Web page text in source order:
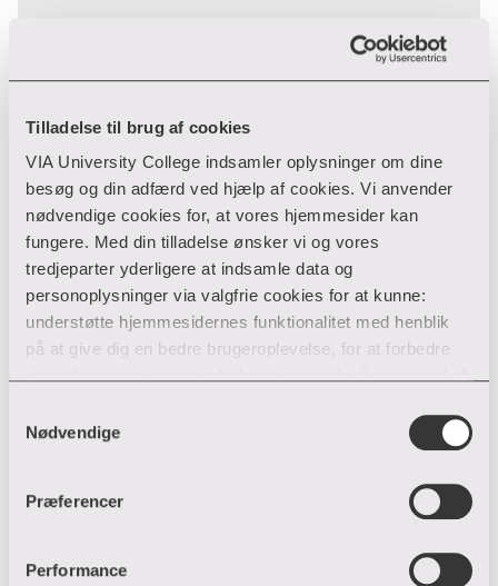
Tilladelse til brug af cookies
VIA University College indsamler oplysninger om dine
besøg og din adfærd ved hjælp af cookies. Vi anvender
nødvendige cookies for, at vores hjemmesider kan
fungere. Med din tilladelse ønsker vi og vores
tredjeparter yderligere at indsamle data og
personoplysninger via valgfrie cookies for at kunne:
understøtte hjemmesidernes funktionalitet med henblik
på at give dig en bedre brugeroplevelse, for at forbedre
hjemmesider og sociale netværk.
Du kan til enhver tid til- og fravælge cookies eller trække
din tilladelse tilbage ved trykke på ”Cookie banner”
tilladelse til indsamlingen af data og placering af valgfrie
Nødvendige
Præferencer
Performance
8700 Horsens
E:jasd@via.dk